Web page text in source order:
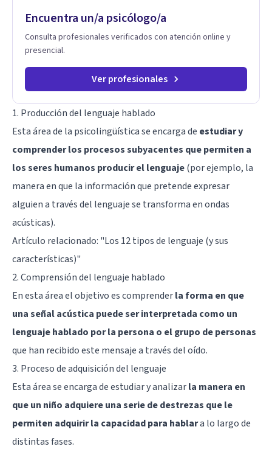
Encuentra un/a psicólogo/a
Consulta profesionales verificados con atención online y
presencial.
Ver profesionales
1. Producción del lenguaje hablado
Esta área de la psicolingüística se encarga de estudiar y
comprender los procesos subyacentes que permiten a
los seres humanos producir el lenguaje(por ejemplo, la
manera en que la información que pretende expresar
alguien a través del lenguaje se transforma en ondas
acústicas).
Artículo relacionado: "Los 12 tipos de lenguaje (y sus
características)"
2. Comprensión del lenguaje hablado
En esta área el objetivo es comprenderla forma en que
una señal acústica puede ser interpretada como un
lenguaje hablado por la persona o el grupo de personas
que han recibido este mensaje a través del oído.
3. Proceso de adquisición del lenguaje
Esta área se encarga de estudiar y analizarla manera en
que un niño adquiere una serie de destrezas que le
permiten adquirir la capacidad para hablara lo largo de
distintas fases.